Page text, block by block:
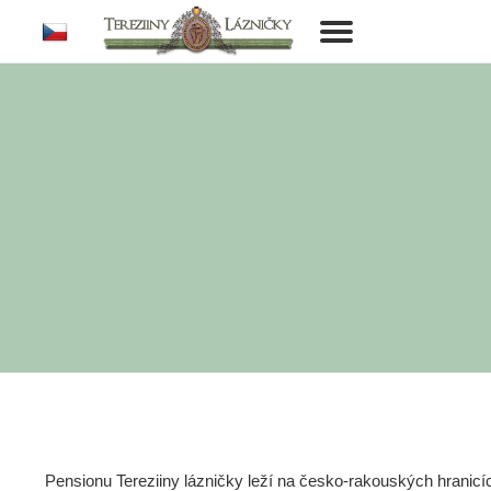
Toggle
Pensionu Tereziiny lázničky leží na česko-rakouských